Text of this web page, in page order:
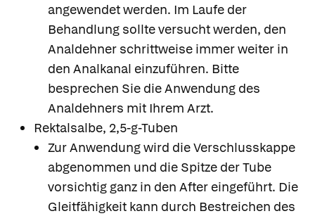
angewendet werden. Im Laufe der
Behandlung sollte versucht werden, den
Analdehner schrittweise immer weiter in
den Analkanal einzuführen. Bitte
besprechen Sie die Anwendung des
Analdehners mit Ihrem Arzt.
Rektalsalbe, 2,5-g-Tuben
Zur Anwendung wird die Verschlusskappe
abgenommen und die Spitze der Tube
vorsichtig ganz in den After eingeführt. Die
Gleitfähigkeit kann durch Bestreichen des